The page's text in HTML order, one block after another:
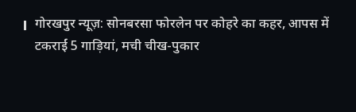
गोरखपुर न्यूज़: सोनबरसा फोरलेन पर कोहरे का कहर, आपस में
टकराईं 5 गाड़ियां, मची चीख-पुकार